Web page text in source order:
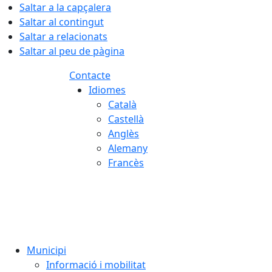
Saltar a la capçalera
Saltar al contingut
Saltar a relacionats
Saltar al peu de pàgina
Contacte
Idiomes
Català
Castellà
Anglès
Alemany
Francès
Municipi
Informació i mobilitat